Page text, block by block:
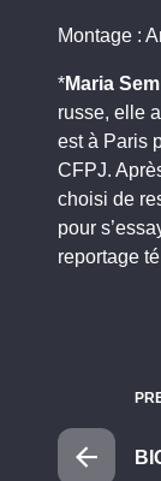
Montage :
*Maria
russe, elle
est à Paris
CFPJ.
choisi de
pour
reportage